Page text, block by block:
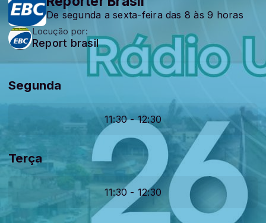
De segunda a sexta-feira das 8 às 9 horas
Locução por:
Report brasil
Segunda
11:30 - 12:30
Terça
11:30 - 12:30